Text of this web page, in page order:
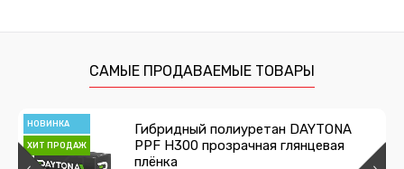
САМЫЕ ПРОДАВАЕМЫЕ ТОВАРЫ
НОВИНКА
ХИТ ПРОДАЖ
Гибридный полиуретан DAYTONA
PPF H300 прозрачная глянцевая
плёнка